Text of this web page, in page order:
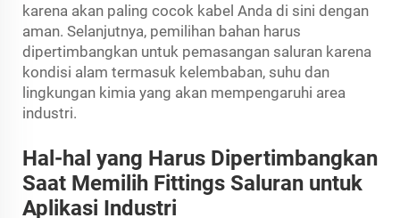
karena akan paling cocok kabel Anda di sini dengan
aman. Selanjutnya, pemilihan bahan harus
dipertimbangkan untuk pemasangan saluran karena
kondisi alam termasuk kelembaban, suhu dan
lingkungan kimia yang akan mempengaruhi area
industri.
Hal-hal yang Harus Dipertimbangkan
Saat Memilih Fittings Saluran untuk
Aplikasi Industri